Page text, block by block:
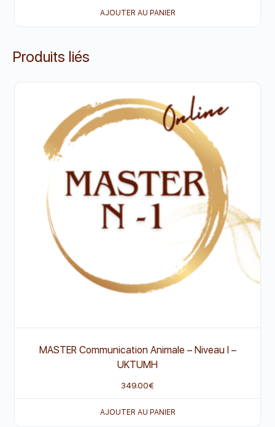
AJOUTER AU PANIER
Produits liés
MASTER Communication Animale – Niveau I –
UKTUMH
349.00€
AJOUTER AU PANIER